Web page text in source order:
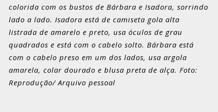
colorida com os bustos de Bárbara e Isadora, sorrindo
lado a lado. Isadora está de camiseta gola alta
listrada de amarelo e preto, usa óculos de grau
quadrados e está com o cabelo solto. Bárbara está
com o cabelo preso em um dos lados, usa argola
amarela, colar dourado e blusa preta de alça. Foto:
Reprodução/ Arquivo pessoal